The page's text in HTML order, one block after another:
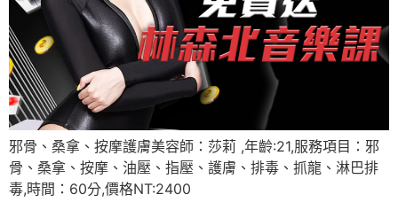
邪骨、桑拿、按摩護膚美容師：莎莉 ,年齡:21,服務項目：邪
骨、桑拿、按摩、油壓、指壓、護膚、排毒、抓龍、淋巴排
毒,時間：60分,價格NT:2400